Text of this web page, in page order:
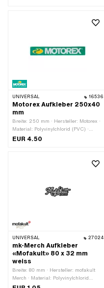
UNIVERSAL 16536
Motorex Aufkleber 250x40
mm
Breite: 250 mm · Hersteller: Motorex ·
Material: Polyvinylchlorid (PVC) ·
Verwendungsort: Universal ·
EUR 4.50
UNIVERSAL 27024
mk-Merch Aufkleber
«Mofakult» 80 x 32 mm
weiss
Breite: 80 mm · Hersteller: mofakult
Merch · Material: Polyvinylchlorid
(PVC) · Verwendungsort: Universal ·